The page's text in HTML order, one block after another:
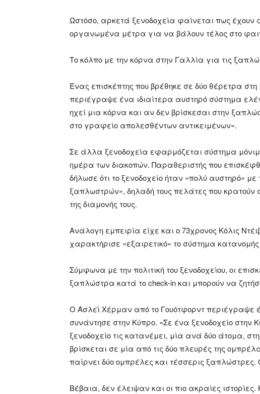
Ωστόσο, αρκετά ξενοδοχεία φαίνεται πως
οργανωμένα μέτρα για να βάλουν τέλος στο
Το κόλπο με την κόρνα στην Γαλλία για τις
Ένας επισκέπτης που βρέθηκε σε δύο θέρετρα
περιέγραψε ένα ιδιαίτερα αυστηρό σύστημα
ηχεί μια κόρνα και αν δεν βρίσκεσαι στην
στο γραφείο απολεσθέντων αντικειμένων».
Σε άλλα ξενοδοχεία εφαρμόζεται σύστημα
ημέρα των διακοπών. Παραθεριστής που
δήλωσε ότι το ξενοδοχείο ήταν «πολύ αυστηρό» με
ξαπλωστρών», δηλαδή τους πελάτες που κρατούν
της διαμονής τους.
Ανάλογη εμπειρία είχε και ο 73χρονος Κόλις
χαρακτήρισε «εξαιρετικό» το σύστημα
Σύμφωνα με την πολιτική του ξενοδοχείου, οι
ξαπλώστρα κατά το check-in και μπορούν να
Ο Άσλεϊ Χέρμαν από το Γουότφορντ περιέγραψε
συνάντησε στην Κύπρο. «Σε ένα ξενοδοχείο στην
ξενοδοχείο τις κατανέμει, μία ανά δύο άτομα,
βρίσκεται σε μία από τις δύο πλευρές της
παίρνει δύο ομπρέλες και τέσσερις ξαπλώστρες.
Βέβαια, δεν έλειψαν και οι πιο ακραίες